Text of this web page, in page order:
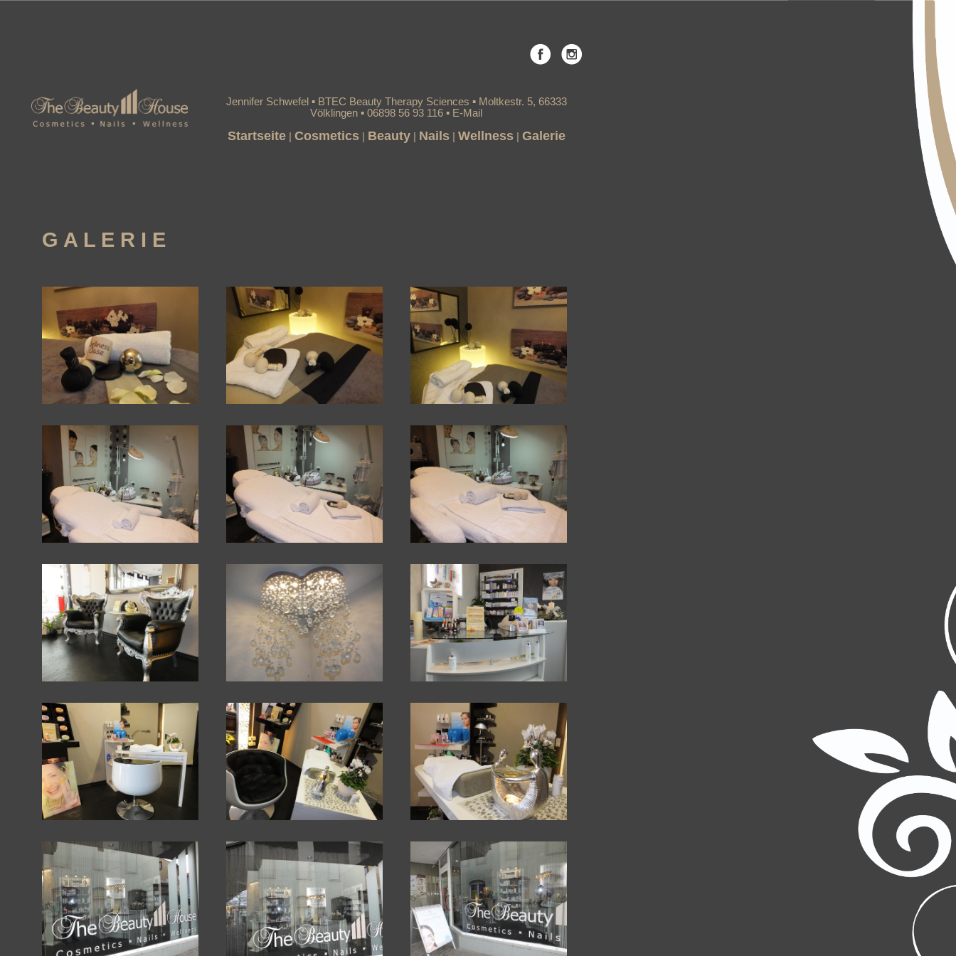
Jennifer Schwefel ▪ BTEC Beauty Therapy Sciences ▪ Moltkestr. 5, 66333
Völklingen ▪ 06898 56 93 116 ▪ E-Mail
Startseite| Cosmetics| Beauty| Nails| Wellness| Galerie
G A L E R I E